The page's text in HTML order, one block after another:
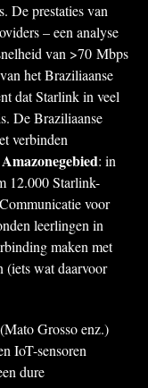
De prestaties van
– een analyse
van >70 Mbps
het Braziliaanse
dat Starlink in veel
De Braziliaanse
verbinden
: in
12.000 Starlink-
voor
leerlingen in
maken met
(iets wat daarvoor
Grosso enz.)
IoT-sensoren
dure